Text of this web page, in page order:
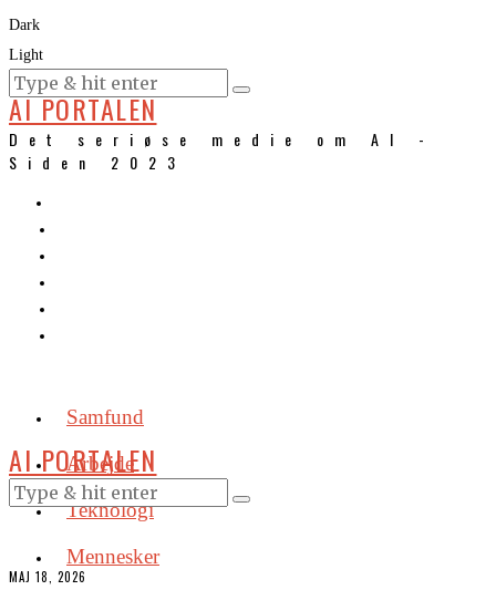
Dark
Light
KURSER
AI PORTALEN
Det seriøse medie om AI -
Siden 2023
Samfund
Arbejde
Teknologi
Mennesker
AI PORTALEN
MAJ 18, 2026